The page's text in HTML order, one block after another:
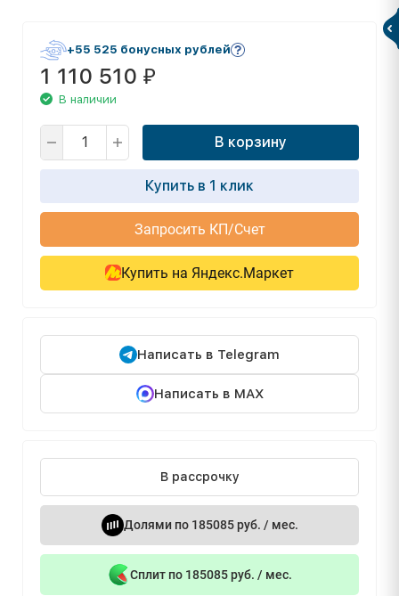
+55 525 бонусных рублей
1 110 510 ₽
В наличии
В корзину
Купить в 1 клик
Запросить КП/Счет
Купить на Яндекс.Маркет
Написать в Telegram
Написать в MAX
В рассрочку
Долями по 185085 руб. / мес.
Сплит по 185085 руб. / мес.